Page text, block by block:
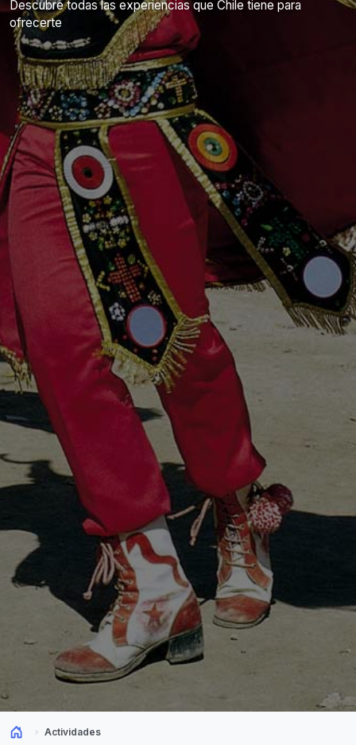
Descubre todas las experiencias que Chile tiene para
ofrecerte
Actividades